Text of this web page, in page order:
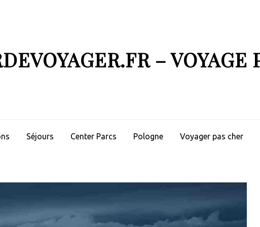
– VOYAGE
Séjours Center Parcs Pologne Voyager pas cher